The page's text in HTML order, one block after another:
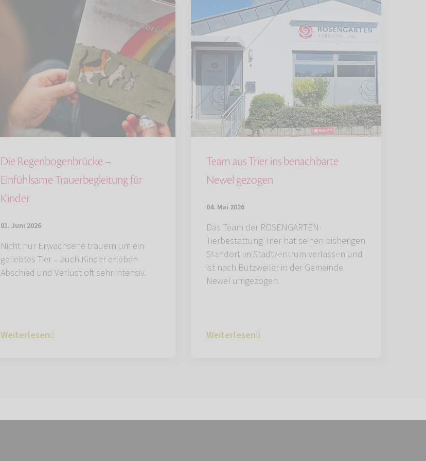
Die Regenbogenbrücke –
Einfühlsame Trauerbegleitung für
Kinder
01. Juni 2026
Nicht nur Erwachsene trauern um ein
geliebtes Tier – auch Kinder erleben
Abschied und Verlust oft sehr intensiv.
Weiterlesen
Team aus Trier ins benachbarte
Newel gezogen
04. Mai 2026
Das Team der ROSENGARTEN-
Tierbestattung Trier hat seinen bisherigen
Standort im Stadtzentrum verlassen und
ist nach Butzweiler in der Gemeinde
Newel umgezogen.
Weiterlesen